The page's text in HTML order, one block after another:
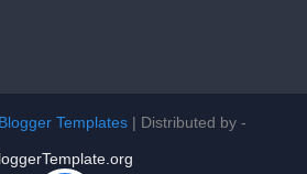
Templates| Distributed by -